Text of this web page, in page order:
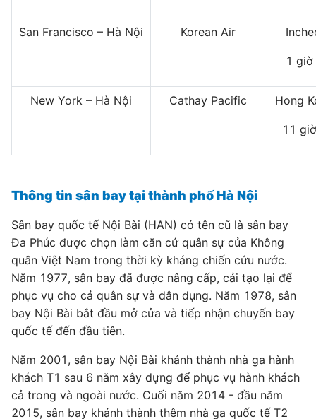
San Francisco – Hà Nội Korean Air
1
New York – Hà Nội Cathay Pacific Hong
11
Thông tin sân bay tại thành phố Hà Nội
Sân bay quốc tế Nội Bài (HAN) có tên cũ là sân bay
Đa Phúc được chọn làm căn cứ quân sự của Không
quân Việt Nam trong thời kỳ kháng chiến cứu nước.
Năm 1977, sân bay đã được nâng cấp, cải tạo lại để
phục vụ cho cả quân sự và dân dụng. Năm 1978, sân
bay Nội Bài bắt đầu mở cửa và tiếp nhận chuyến bay
quốc tế đến đầu tiên.
Năm 2001, sân bay Nội Bài khánh thành nhà ga hành
khách T1 sau 6 năm xây dựng để phục vụ hành khách
cả trong và ngoài nước. Cuối năm 2014 - đầu năm
2015, sân bay khánh thành thêm nhà ga quốc tế T2